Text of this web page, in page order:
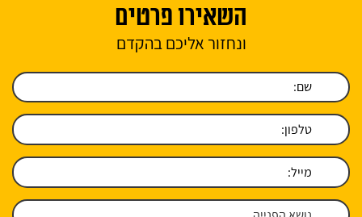
השאירו פרטים
ונחזור אליכם בהקדם